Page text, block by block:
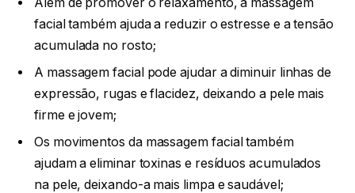
facial também ajuda a reduzir o estresse e a tensão
acumulada no rosto;
A massagem facial pode ajudar a diminuir linhas de
expressão, rugas e flacidez, deixando a pele mais
firme e jovem;
Os movimentos da massagem facial também
ajudam a eliminar toxinas e resíduos acumulados
na pele, deixando-a mais limpa e saudável;